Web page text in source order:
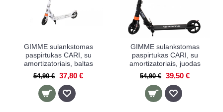
GIMME sulankstomas
paspirtukas CARI, su
amortizatoriais, baltas
54,90 € 37,80 €
GIMME sulankstomas
paspirtukas CARI, su
amortizatoriais, juodas
54,90 € 39,50 €